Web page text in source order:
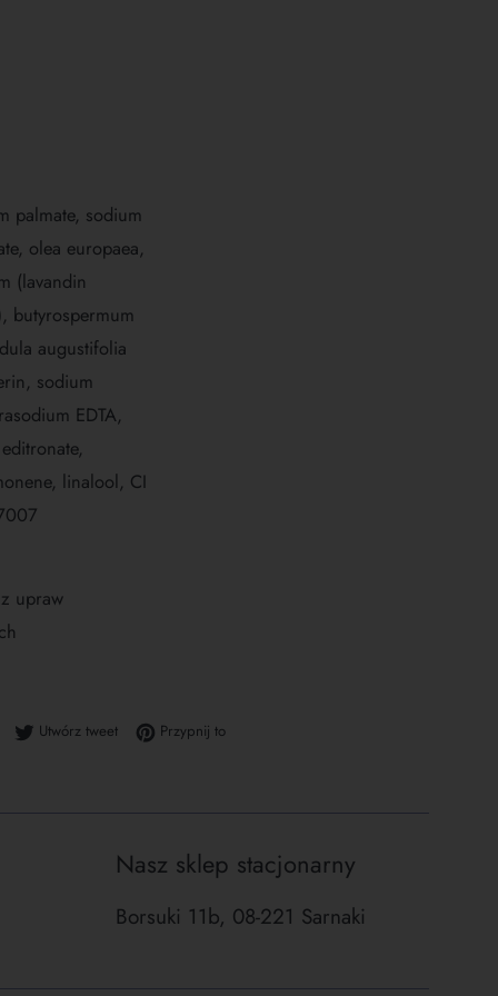
palmate, sodium
olea europaea,
(lavandin
butyrospermum
augustifolia
sodium
EDTA,
linalool, CI
upraw
Udostępnij na Facebooku
Utwórz tweetTweetuj na Twitterze
Przypnij toPrzypnij do tablicy Pinterest
Nasz sklep stacjonarny
Borsuki 11b, 08-221 Sarnaki